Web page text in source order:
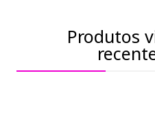
Produtos